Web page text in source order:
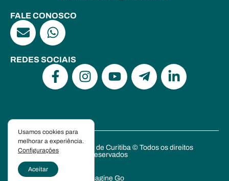
FALE CONOSCO
REDES SOCIAIS
Escola de Psicanálise de Curitiba © Todos os direitos
reservados
Política de Privacidade
Criado por Hourglass e
Imagine Go
Usamos cookies para
melhorar a experiência.
Configurações
Aceitar